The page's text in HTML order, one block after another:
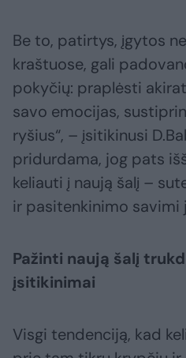
Be to, patirtys, įgytos
kraštuose, gali
pokyčių: praplėsti
savo emocijas,
ryšius“, – įsitikinusi
pridurdama, jog pats
keliauti į naują šalį –
ir pasitenkinimo savimi
Pažinti naują šalį
įsitikinimai
Visgi tendenciją, kad